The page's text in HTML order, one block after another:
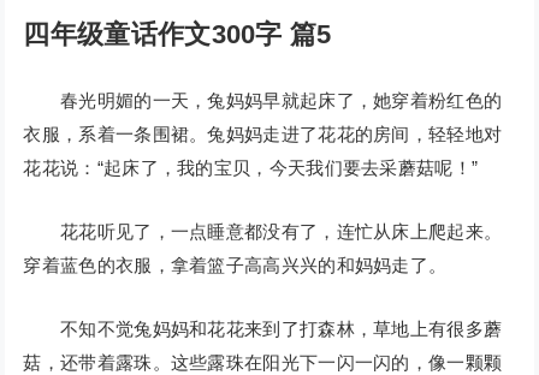
四年级童话作文300字 篇5
春光明媚的一天，兔妈妈早就起床了，她穿着粉红色的
衣服，系着一条围裙。兔妈妈走进了花花的房间，轻轻地对
花花说：“起床了，我的宝贝，今天我们要去采蘑菇呢！”
花花听见了，一点睡意都没有了，连忙从床上爬起来。
穿着蓝色的衣服，拿着篮子高高兴兴的和妈妈走了。
不知不觉兔妈妈和花花来到了打森林，草地上有很多蘑
菇，还带着露珠。这些露珠在阳光下一闪一闪的，像一颗颗